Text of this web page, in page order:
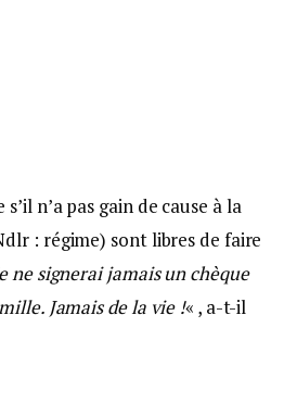
n’a pas gain de cause à la
: régime) sont libres de faire
ne signerai jamais un chèque
Jamais de la vie !« , a-t-il